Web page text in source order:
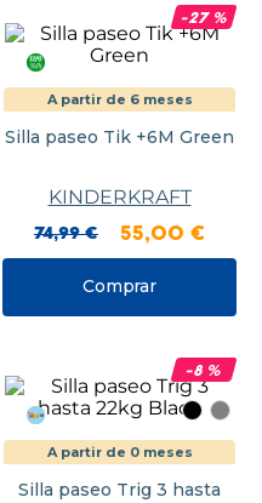
-27%
A partir de 6 meses
Silla paseo Tik +6M Green
KINDERKRAFT
74,99 € 55,00 €
Comprar
-8%
A partir de 0 meses
Silla paseo Trig 3 hasta